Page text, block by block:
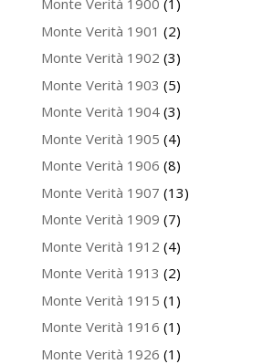
Monte Verità 1900 (1)
Monte Verità 1901 (2)
Monte Verità 1902 (3)
Monte Verità 1903 (5)
Monte Verità 1904(3)
Monte Verità 1905 (4)
Monte Verità 1906 (8)
Monte Verità 1907 (13)
Monte Verità 1909 (7)
Monte Verità 1912 (4)
Monte Verità 1913 (2)
Monte Verità 1915 (1)
Monte Verità 1916 (1)
Monte Verità 1926 (1)